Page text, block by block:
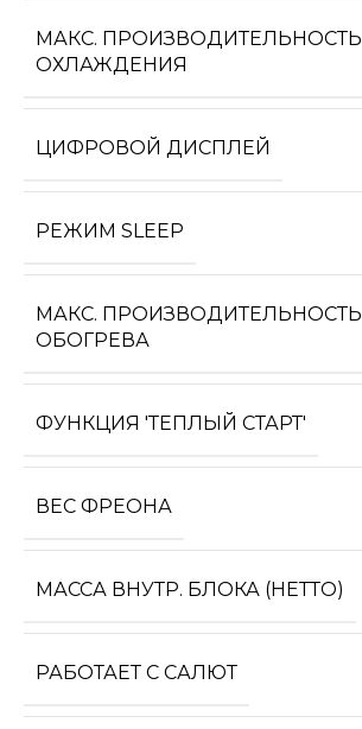
МАКС. ПРОИЗВОДИТЕЛЬНОСТЬ
ОХЛАЖДЕНИЯ
ЦИФРОВОЙ ДИСПЛЕЙ
РЕЖИМ SLEEP
МАКС. ПРОИЗВОДИТЕЛЬНОСТЬ
ОБОГРЕВА
ФУНКЦИЯ 'ТЕПЛЫЙ СТАРТ'
ВЕС ФРЕОНА
МАССА ВНУТР. БЛОКА (НЕТТО)
РАБОТАЕТ С САЛЮТ